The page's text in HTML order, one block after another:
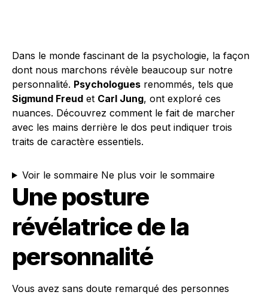
Dans le monde fascinant de la psychologie, la façon
dont nous marchons révèle beaucoup sur notre
personnalité. Psychologues renommés, tels que
Sigmund Freud et Carl Jung, ont exploré ces
nuances. Découvrez comment le fait de marcher
avec les mains derrière le dos peut indiquer trois
traits de caractère essentiels.
Voir le sommaire Ne plus voir le sommaire
Une posture
révélatrice de la
personnalité
Vous avez sans doute remarqué des personnes